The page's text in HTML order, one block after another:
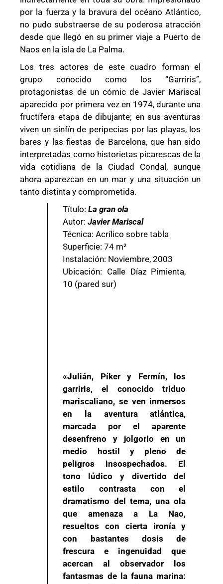
por la fuerza y la bravura del océano Atlántico,
no pudo substraerse de su poderosa atracción
desde que llegó en su primer viaje a Puerto de
Naos en la isla de La Palma.
Los tres actores de este cuadro forman el
grupo conocido como los “Garriris”,
protagonistas de un cómic de Javier Mariscal
aparecido por primera vez en 1974, durante una
fructífera etapa de dibujante; en sus aventuras
viven un sinfín de peripecias por las playas, los
bares y las fiestas de Barcelona, que han sido
interpretadas como historietas picarescas de la
vida cotidiana de la Ciudad Condal, aunque
ahora aparezcan en un mar y una situación un
tanto distinta y comprometida.
Título:La gran ola
Autor:Javier Mariscal
Técnica: Acrílico sobre tabla
Superficie: 74 m²
Instalación: Noviembre, 2003
Ubicación: Calle Díaz Pimienta,
10 (pared sur)
«Julián, Píker y Fermín, los
garriris, el conocido triduo
mariscaliano, se ven inmersos
en la aventura atlántica,
marcada por el aparente
desenfreno y jolgorio en un
medio hostil y pleno de
peligros insospechados. El
tono lúdico y divertido del
estilo contrasta con el
dramatismo del tema, una ola
que amenaza a La Nao,
resueltos con cierta ironía y
con bastantes dosis de
frescura e ingenuidad que
acercan al observador los
fantasmas de la fauna marina: